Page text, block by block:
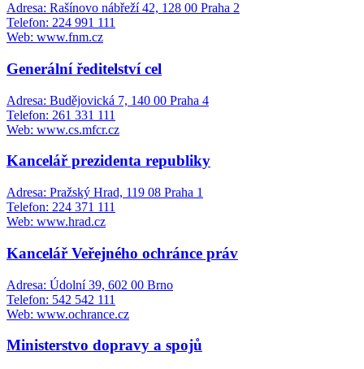
Adresa: Rašínovo nábřeží 42, 128 00 Praha 2
Telefon: 224 991 111
Web: www.fnm.cz
Generální ředitelství cel
Adresa: Budějovická 7, 140 00 Praha 4
Telefon: 261 331 111
Web: www.cs.mfcr.cz
Kancelář prezidenta republiky
Adresa: Pražský Hrad, 119 08 Praha 1
Telefon: 224 371 111
Web: www.hrad.cz
Kancelář Veřejného ochránce práv
Adresa: Údolní 39, 602 00 Brno
Telefon: 542 542 111
Web: www.ochrance.cz
Ministerstvo dopravy a spojů